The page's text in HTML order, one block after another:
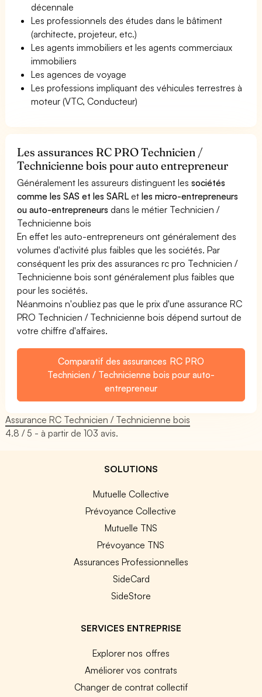
décennale
Les professionnels des études dans le bâtiment
(architecte, projeteur, etc.)
Les agents immobiliers et les agents commerciaux
immobiliers
Les agences de voyage
Les professions impliquant des véhicules terrestres à
moteur (VTC, Conducteur)
Les assurances RC PRO Technicien /
Technicienne bois pour auto entrepreneur
Généralement les assureurs distinguent lessociétés
comme les SAS et les SARL etles micro-entrepreneurs
ou auto-entrepreneurs dans le métier Technicien /
Technicienne bois
En effet les auto-entrepreneurs ont généralement des
volumes d'activité plus faibles que les sociétés. Par
conséquent les prix des assurances rc pro Technicien /
Technicienne bois sont généralement plus faibles que
pour les sociétés.
Néanmoins n'oubliez pas que le prix d'une assurance RC
PRO Technicien / Technicienne bois dépend surtout de
votre chiffre d'affaires.
Comparatif des assurances RC PRO
Technicien / Technicienne bois pour auto-
entrepreneur
Assurance RC Technicien / Technicienne bois
4.8 / 5 - à partir de103 avis.
SOLUTIONS
Mutuelle Collective
Prévoyance Collective
Mutuelle TNS
Prévoyance TNS
Assurances Professionnelles
SideCard
SideStore
SERVICES ENTREPRISE
Explorer nos offres
Améliorer vos contrats
Changer de contrat collectif